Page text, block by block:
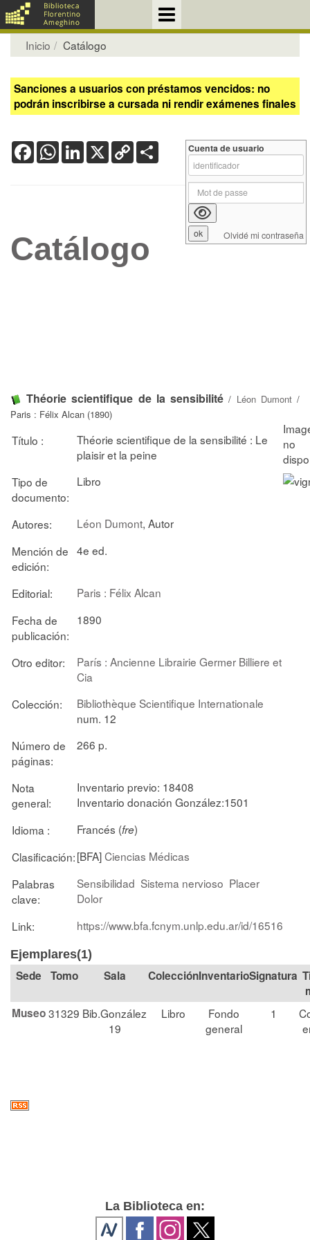
Inicio Catálogo
Sanciones a usuarios con préstamos vencidos: no
podrán inscribirse a cursada ni rendir exámenes finales
FacebookWhatsApp
LinkedIn
X Copy
Link
Catálogo
Théorie scientifique de la sensibilité / Léon Dumont/
Paris : Félix Alcan (1890)
Título :
Théorie scientifique de la sensibilité : Le
plaisir et la peine
Tipo de
documento:
Libro
Autores: Léon Dumont, Autor
Mención de
edición:
4e ed.
Editorial:
Paris : Félix Alcan
Fecha de
publicación:
1890
Otro editor:
París : Ancienne Librairie Germer Billiere et
Cia
Colección:
Bibliothèque Scientifique Internationale
num. 12
Número de
páginas:
266 p.
Nota
general:
Inventario previo: 18408
Inventario donación González:1501
Idioma :
Francés (fre)
Clasificación:[BFA]Ciencias Médicas
Palabras
clave:
Sensibilidad Sistema nervioso Placer
Dolor
Link:
https://www.bfa.fcnym.unlp.edu.ar/id/16516
Ejemplares(1)
Tomo Sala Colección Signatura
Museo31329 Bib.González
19
Libro
Fondo
general
1
Cuenta de usuario
Olvidé mi contraseña
La Biblioteca en: